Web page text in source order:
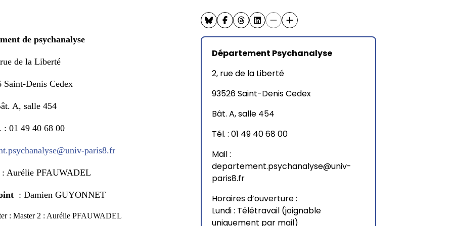
de psychanalyse
de la Liberté
Saint-Denis Cedex
A, salle 454
: 01 49 40 68 00
paris8.fr
Aurélie PFAUWADEL
: Damien GUYONNET
: Master 2 : Aurélie PFAUWADEL
Département Psychanalyse
2, rue de la Liberté
93526 Saint-Denis Cedex
Bât. A, salle 454
Tél. : 01 49 40 68 00
Mail :
departement.psychanalyse@univ-
paris8.fr
Horaires d’ouverture :
Lundi : Télétravail (joignable
uniquement par mail)